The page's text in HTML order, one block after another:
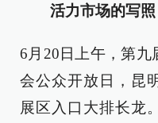
活力市场的写照
6月20日上午，第
会公众开放日，昆
展区入口大排长龙